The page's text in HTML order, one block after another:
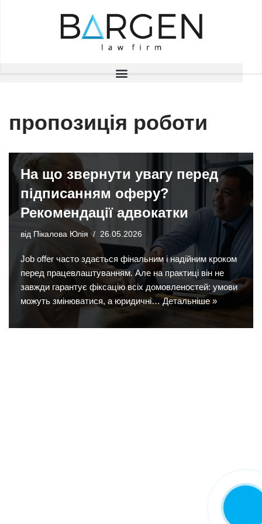
пропозиція роботи
На що звернути увагу перед
підписанням оферу?
Рекомендації адвокатки
від Пікалова Юлія 26.05.2026
Job offer часто здається фінальним і надійним кроком
перед працевлаштуванням. Але на практиці він не
завжди гарантує фіксацію всіх домовленостей: умови
можуть змінюватися, а юридичні…Детальніше »